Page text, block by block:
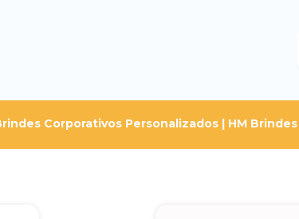
Corporativos Personalizados | HM Brindes